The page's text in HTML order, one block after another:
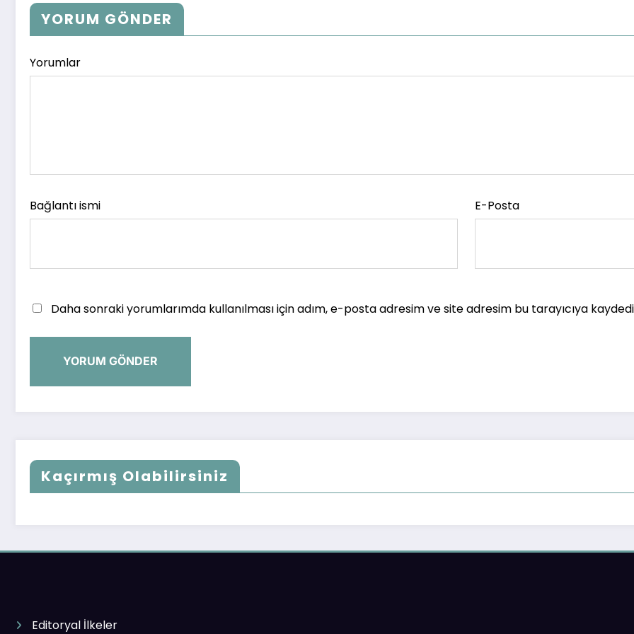
YORUM GÖNDER
Yorumlar
Bağlantı ismi E-Posta
Daha sonraki yorumlarımda kullanılması için adım, e-posta adresim ve site adresim bu tarayıcıya
Kaçırmış Olabilirsiniz
Editoryal İlkeler